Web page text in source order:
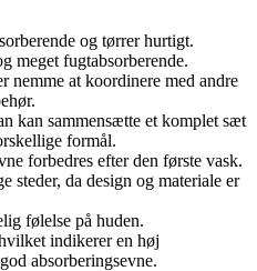
og tørrer hurtigt.
meget fugtabsorberende.
nemme at koordinere med andre
kan sammensætte et komplet sæt
formål.
forbedres efter den første vask.
steder, da design og materiale er
følelse på huden.
indikerer en høj
absorberingsevne.